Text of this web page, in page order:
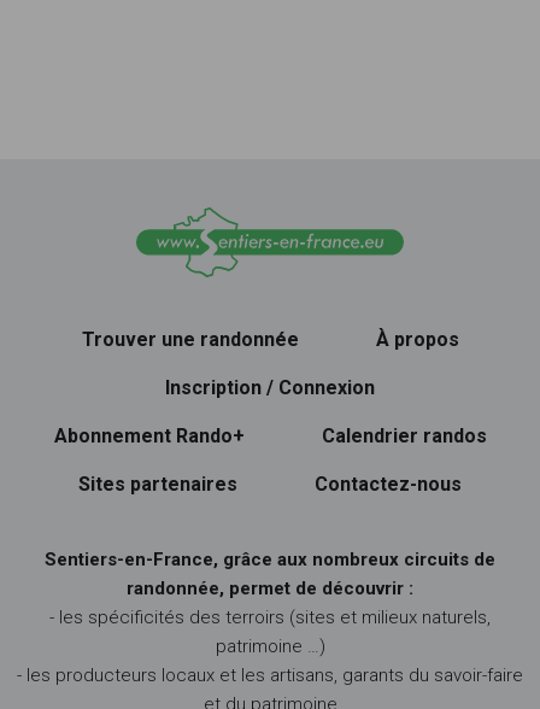
Trouver une randonnée À propos
Inscription / Connexion
Abonnement Rando+ Calendrier randos
Sites partenaires Contactez-nous
Sentiers-en-France, grâce aux nombreux circuits de
randonnée, permet de découvrir :
- les spécificités des terroirs (sites et milieux naturels,
patrimoine …)
- les producteurs locaux et les artisans, garants du savoir-faire
et du patrimoine